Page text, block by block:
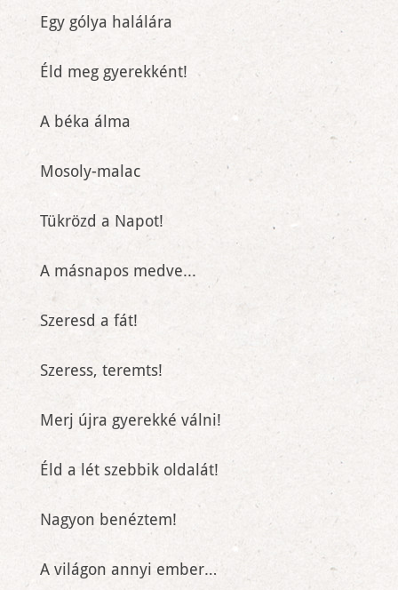
Egy gólya halálára
Éld meg gyerekként!
A béka álma
Mosoly-malac
Tükrözd a Napot!
A másnapos medve...
Szeresd a fát!
Szeress, teremts!
Merj újra gyerekké válni!
Éld a lét szebbik oldalát!
Nagyon benéztem!
A világon annyi ember…